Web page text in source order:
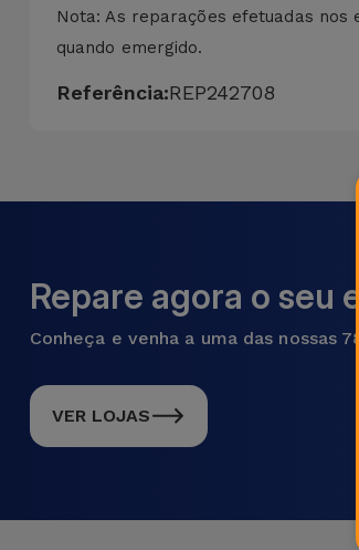
Nota: As reparações efetuadas
quando emergido.
Referência:REP242708
Repare agora o seu
Conheça e venha a uma das nossas
VER LOJAS